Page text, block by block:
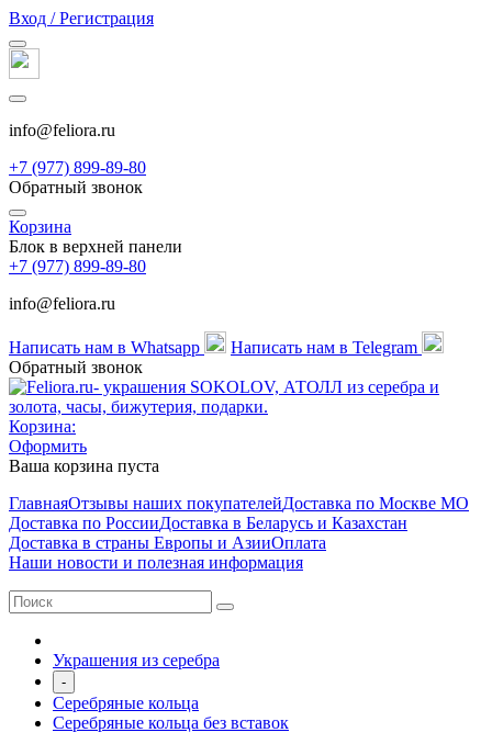
Вход / Регистрация
info@feliora.ru
+7 (977) 899-89-80
Обратный звонок
Корзина
Блок в верхней панели
+7 (977) 899-89-80
info@feliora.ru
Написать нам в Whatsapp
Написать нам в Telegram
Обратный звонок
Корзина:
Оформить
Ваша корзина пуста
ГлавнаяОтзывы наших покупателейДоставка по Москве МО
Доставка по РоссииДоставка в Беларусь и Казахстан
Доставка в страны Европы и АзииОплата
Наши новости и полезная информация
Украшения из серебра
-
Серебряные кольца
Серебряные кольца без вставок